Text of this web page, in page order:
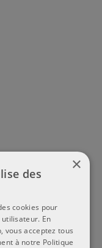
×
des
cookies pour
En
vous acceptez tous
à notre Politique